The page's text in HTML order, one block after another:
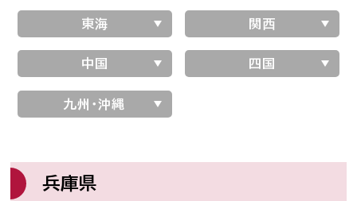
学生の皆さんへ
会員の方へ
司法書士法に違反する
東海 関西
中国 四国
九州・沖縄
兵庫県